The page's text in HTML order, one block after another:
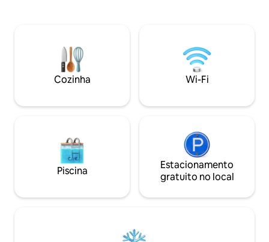
acampamento e casa de hóspedes
(cama de casal). Mesa de bilhar,
shuffleboard e dardo ANIMAIS DE
ESTIMAÇÃO PERMITIDOS $
máquina de lavar
também estão à
ideal para visitar
Cozinha Wi-Fi
Piscina
Estacionamento
gratuito no local